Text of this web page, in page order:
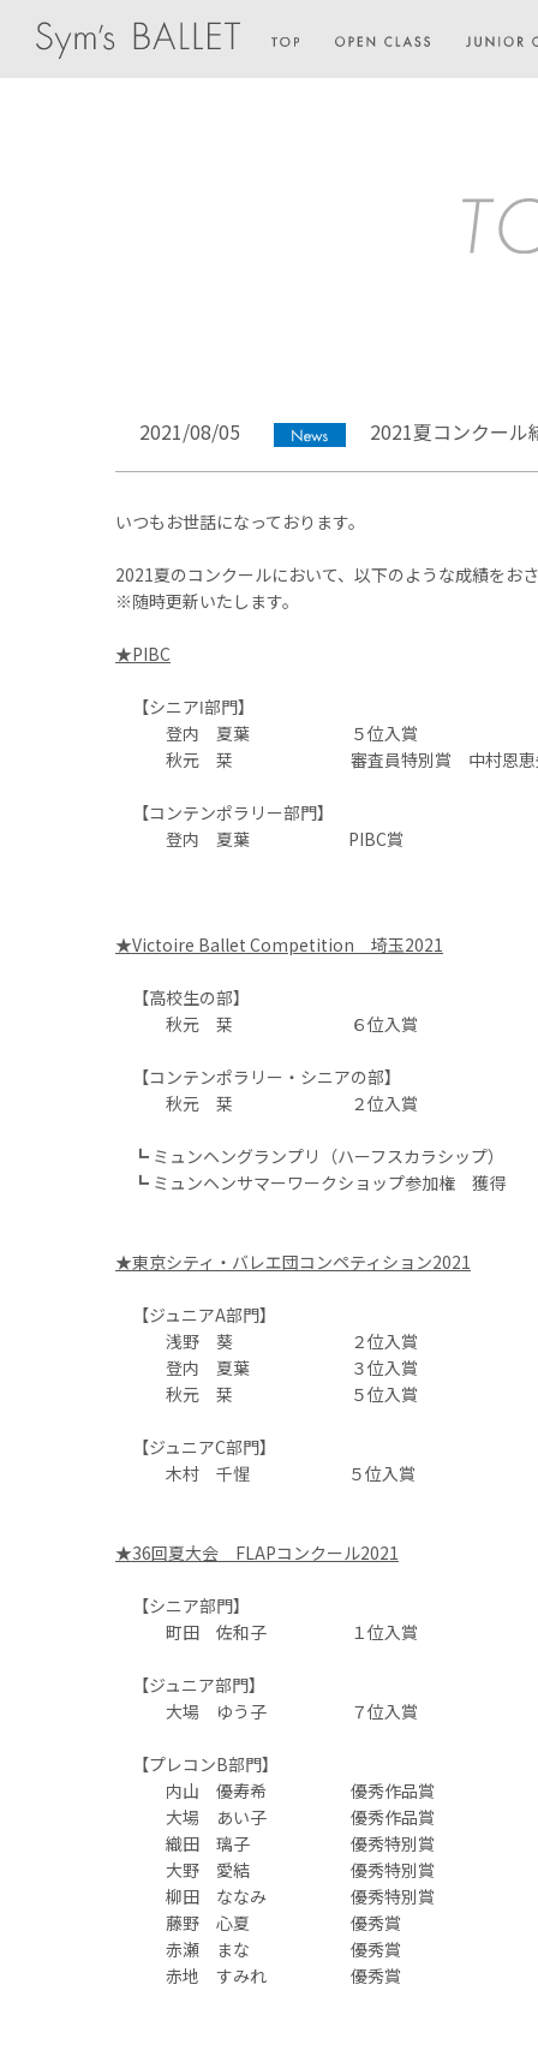
2021/08/05 2021夏コンクー
いつもお世話になっております。
2021夏のコンクールにおいて、以下のような成績をお
※随時更新いたします。
★PIBC
【シニアⅠ部門】
登内 夏葉 ５位入賞
秋元 栞 審査員特別賞 中村恩恵
【コンテンポラリー部門】
登内 夏葉 PIBC賞
★Victoire Ballet Competition 埼玉2021
【高校生の部】
秋元 栞 ６位入賞
【コンテンポラリー・シニアの部】
秋元 栞 ２位入賞
┗ ミュンヘングランプリ（ハーフスカラシップ）
┗ ミュンヘンサマーワークショップ参加権 獲得
★東京シティ・バレエ団コンペティション2021
【ジュニアA部門】
浅野 葵 ２位入賞
登内 夏葉 ３位入賞
秋元 栞 ５位入賞
【ジュニアC部門】
木村 千惺 ５位入賞
★36回夏大会 FLAPコンクール2021
【シニア部門】
町田 佐和子 １位入賞
【ジュニア部門】
大場 ゆう子 ７位入賞
【プレコンB部門】
内山 優寿希 優秀作品賞
大場 あい子 優秀作品賞
織田 璃子 優秀特別賞
大野 愛結 優秀特別賞
柳田 ななみ 優秀特別賞
藤野 心夏 優秀賞
赤瀬 まな 優秀賞
赤地 すみれ 優秀賞